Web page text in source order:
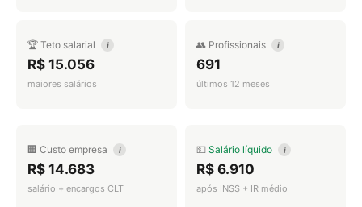
🏆 Teto salarial i
R$ 15.056
maiores salários
👥 Profissionais i
691
últimos 12 meses
🏢 Custo empresa i
R$ 14.683
salário + encargos CLT
💵 Salário líquido i
R$ 6.910
após INSS + IR médio